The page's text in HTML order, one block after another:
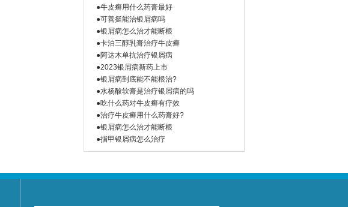
●牛皮癣用什么药膏最好
●可善挺能治银屑病吗
●银屑病怎么治才能断根
●卡泊三醇乳膏治疗牛皮癣
●阿达木单抗治疗银屑病
●2023银屑病新药上市
●银屑病到底能不能根治?
●水杨酸软膏是治疗银屑病的吗
●吃什么药对牛皮癣有疗效
●治疗牛皮癣用什么药膏好?
●银屑病怎么治才能断根
●指甲银屑病怎么治疗